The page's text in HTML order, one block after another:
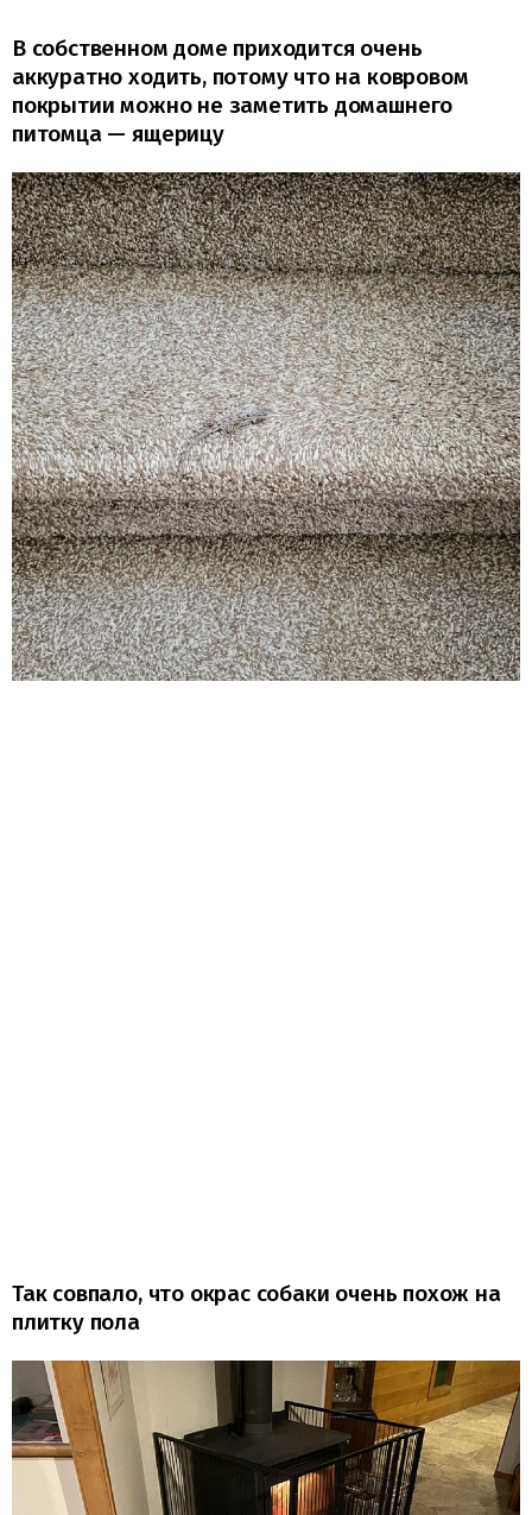
В собственном доме приходится очень
аккуратно ходить, потому что на ковровом
покрытии можно не заметить домашнего
питомца — ящерицу
Так совпало, что окрас собаки очень похож на
плитку пола